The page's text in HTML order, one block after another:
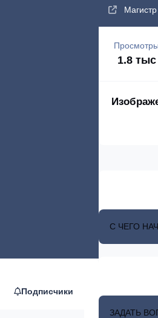
Подписчики
Магистр
Просмотры
1.8 тыс
С ЧЕГО
ЗАДАТЬ